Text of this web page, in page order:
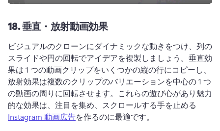
18.垂直・放射動画効果
ビジュアルのクローンにダイナミックな動きをつけ、列の
スライドや円の回転でアイデアを複製しましょう。 垂直効
果は 1 つの動画クリップをいくつかの縦の行にコピーし、
放射効果は複数のクリップのバリエーションを中心の 1 つ
の動画の周りに回転させます。 これらの遊び心があり魅力
的な効果は、注目を集め、スクロールする手を止める
Instagram 動画広告を作るのに最適です。